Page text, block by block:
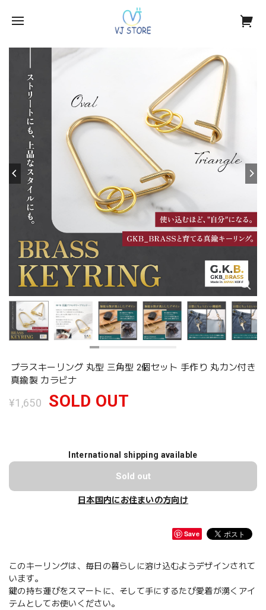
ブラスキーリング 丸型 三角型 2個セット 手作り 丸カン付き
真鍮製 カラビナ
¥1,650 SOLD OUT
International shipping available
Sold out
日本国内にお住まいの方向け
Save
このキーリングは、毎日の暮らしに溶け込むようデザインされて
います。
鍵の持ち運びをスマートに、そして手にするたび愛着が湧くアイ
テムとしてお使いください。